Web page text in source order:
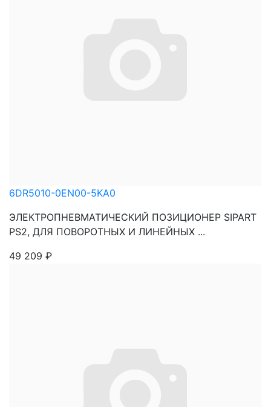
6DR5010-0EN00-5KA0
ЭЛЕКТРОПНЕВМАТИЧЕСКИЙ ПОЗИЦИОНЕР SIPART
PS2, ДЛЯ ПОВОРОТНЫХ И ЛИНЕЙНЫХ ...
49 209 ₽